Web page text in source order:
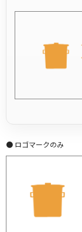
● ロゴマークのみ